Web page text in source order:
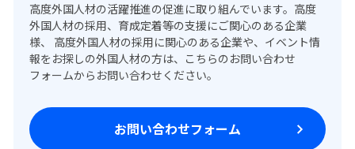
高度外国人材の活躍推進の促進に取り組んでいます。高度
外国人材の採用、育成定着等の支援にご関心のある企業
様、 高度外国人材の採用に関心のある企業や、イベント情
報をお探しの外国人材の方は、こちらのお問い合わせ
フォームからお問い合わせください。
お問い合わせフォーム